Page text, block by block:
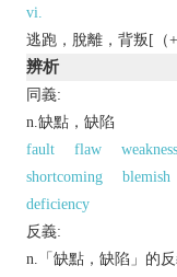
vi.
逃跑，脫離，背叛[（
辨析
同義:
n.缺點，缺陷
fault
flaw weakness
shortcoming
blemish
deficiency
反義:
n.「缺點，缺陷」的